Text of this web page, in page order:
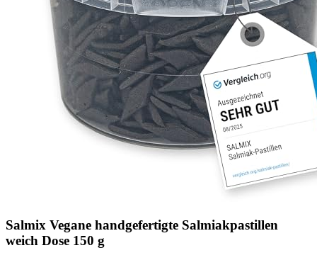
Salmix Vegane handgefertigte Salmiakpastillen
weich Dose 150 g